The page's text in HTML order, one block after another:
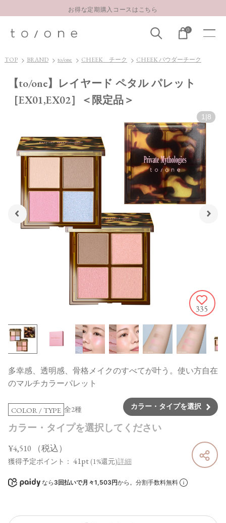
お得な定期購入コースはこちら
【重要】お盆期間中のお問い合わせと商品配送に関しまして
お得な定期購入コースはこちら
0
TOP BRAND to/one CHEEK チーク CHEEK パウダーチーク
【to/one】レイヤード ペタル パレット
［EX01,EX02］＜限定品＞
1 | 8
335
多幸感、透明感、骨格メイクのすべてが叶う。使い方自在
のマルチカラーパレット
COLOR / TYPE 全2種 カラー・タイプを選択
カラー・タイプを選択してください
¥4,510 （税込）
獲得予定ポイント： 41pt (1%還元)詳細
なら 3回払いで月々1,503円から。分割手数料無料